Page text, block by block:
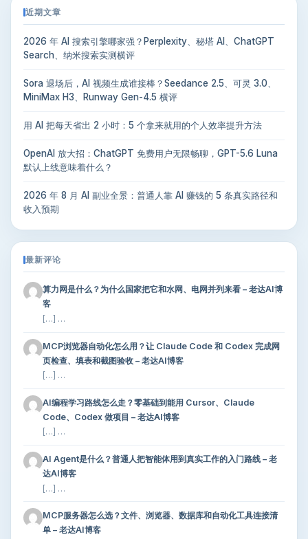
近期文章
2026 年 AI 搜索引擎哪家强？Perplexity、秘塔 AI、ChatGPT
Search、纳米搜索实测横评
Sora 退场后，AI 视频生成谁接棒？Seedance 2.5、可灵 3.0、
MiniMax H3、Runway Gen-4.5 横评
用 AI 把每天省出 2 小时：5 个拿来就用的个人效率提升方法
OpenAI 放大招：ChatGPT 免费用户无限畅聊，GPT-5.6 Luna
默认上线意味着什么？
2026 年 8 月 AI 副业全景：普通人靠 AI 赚钱的 5 条真实路径和
收入预期
最新评论
算力网是什么？为什么国家把它和水网、电网并列来看 – 老达AI博
客
[…] …
MCP浏览器自动化怎么用？让 Claude Code 和 Codex 完成网
页检查、填表和截图验收 – 老达AI博客
[…] …
AI编程学习路线怎么走？零基础到能用 Cursor、Claude
Code、Codex 做项目 – 老达AI博客
[…] …
AI Agent是什么？普通人把智能体用到真实工作的入门路线 – 老
达AI博客
[…] …
MCP服务器怎么选？文件、浏览器、数据库和自动化工具连接清
单 – 老达AI博客